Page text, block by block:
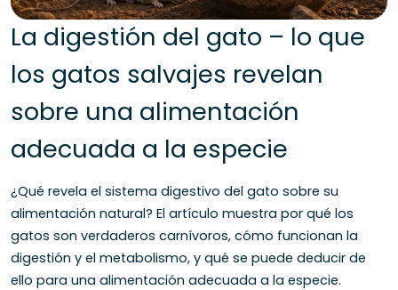
La digestión del gato – lo que
los gatos salvajes revelan
sobre una alimentación
adecuada a la especie
¿Qué revela el sistema digestivo del gato sobre su
alimentación natural? El artículo muestra por qué los
gatos son verdaderos carnívoros, cómo funcionan la
digestión y el metabolismo, y qué se puede deducir de
ello para una alimentación adecuada a la especie.